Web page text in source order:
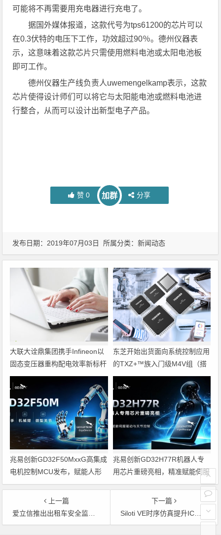
可能将不再需要用充电器进行充电了。
据国外媒体报道，这款代号为tps61200的芯片可以
在0.3伏特的电压下工作，功效超过90％。德州仪器表
示，这意味着这款芯片只需使用燃料电池或太阳电池板
即可工作。
德州仪器生产线负责人uwemengelkamp表示，这款
芯片使得设计师们可以将它与太阳能电池或燃料电池进
行整合，从而可以设计出新型电子产品。
赞 0 加群 分享
发布日期：2019年07月03日 所属分类：新闻动态
大联大诠鼎集团携手Infineon以
固态变压器重构配电效率新标杆
东芝开始出货面向系统控制应用
的TXZ+™族入门级M4V组（搭
载Arm Cortex‑M4内核的标准微
控制器）工程样品
兆易创新GD32F50MxxG高集成
电机控制MCU发布，赋能人形
机器人关节驱动革新
兆易创新GD32H77R机器人专
用芯片重磅亮相，精准赋能伺服
驱动与关节控制
上一篇
爱立信推出出租车安全监控系统
下一篇
Siloti VE时序仿真提升IC设计生产力